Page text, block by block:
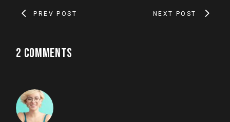
PREV POST NEXT POST
2 COMMENTS